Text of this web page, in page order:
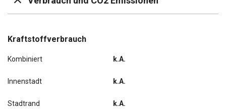
Airbag Beifahrerseite
Armlehnen vorn
Audiosystem 21: Radioempfang Digital (DAB / DAB+) mit
Außenspiegel elektr. anklappbar
Batterieüberwachung programmierbar
Kraftstoffverbrauch
Kombiniert k.A.
Innenstadt k.A.
Stadtrand k.A.